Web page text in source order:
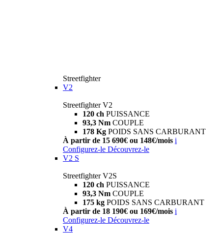
Streetfighter
V2
Streetfighter V2
120 ch PUISSANCE
93,3 Nm COUPLE
178 Kg POIDS SANS CARBURANT
À partir de 15 690€ ou 148€/mois i
Configurez-le Découvrez-le
V2 S
Streetfighter V2S
120 ch PUISSANCE
93,3 Nm COUPLE
175 kg POIDS SANS CARBURANT
À partir de 18 190€ ou 169€/mois i
Configurez-le Découvrez-le
V4